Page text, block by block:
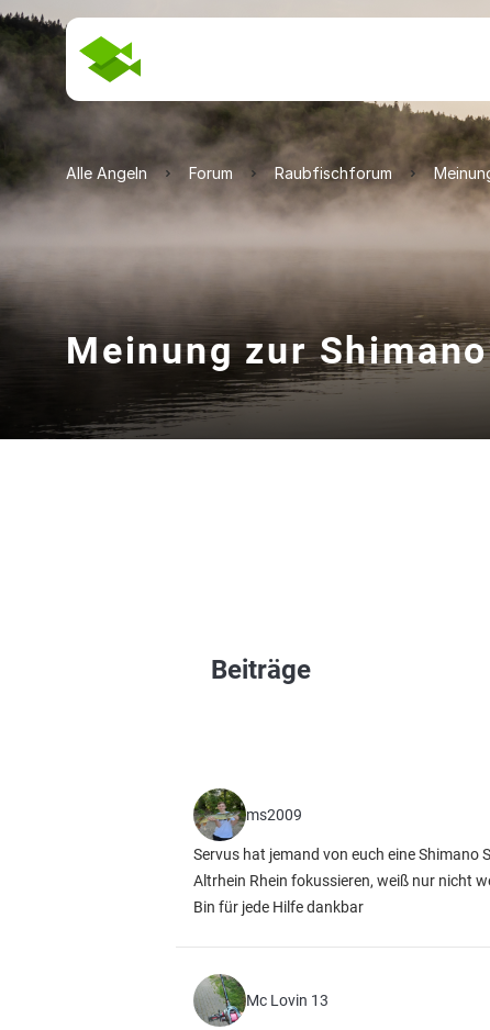
Alle Angeln Forum Raubfischforum
Meinung zur
Beiträge
ms2009
Servus hat jemand von euch eine
Altrhein Rhein fokussieren, weiß nur nicht
Bin für jede Hilfe dankbar
Mc Lovin 13